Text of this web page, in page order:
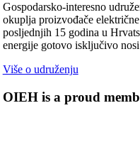
Gospodarsko-interesno
okuplja proizvođače
posljednjih 15 godina u
energije gotovo isključivo
Više o udruženju
OIEH is a proud